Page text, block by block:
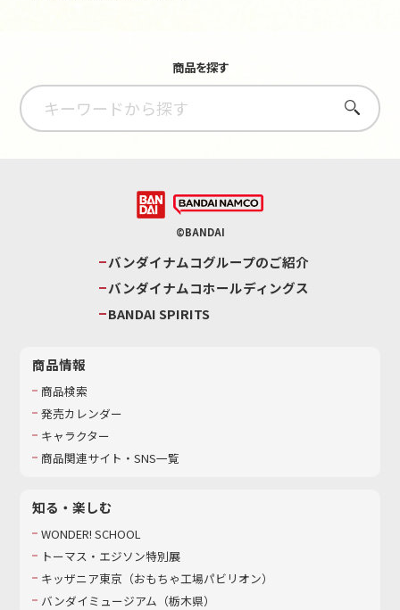
商品を探す
さがす
©BANDAI
バンダイナムコグループのご紹介
バンダイナムコホールディングス
BANDAI SPIRITS
商品情報
商品検索
発売カレンダー
キャラクター
商品関連サイト・SNS一覧
知る・楽しむ
WONDER! SCHOOL
トーマス・エジソン特別展
キッザニア東京（おもちゃ工場パビリオン）​
バンダイミュージアム（栃木県）